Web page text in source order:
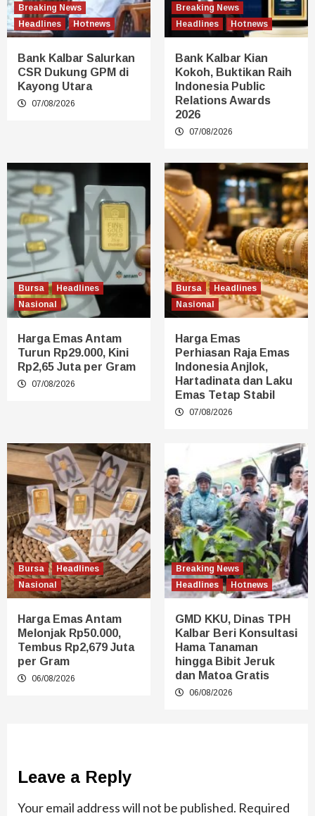
Breaking News
Headlines
Hotnews
Bank Kalbar Salurkan
CSR Dukung GPM di
Kayong Utara
07/08/2026
Breaking News
Headlines
Hotnews
Bank Kalbar Kian
Kokoh, Buktikan Raih
Indonesia Public
Relations Awards
2026
07/08/2026
Bursa
Headlines
Nasional
Harga Emas Antam
Turun Rp29.000, Kini
Rp2,65 Juta per Gram
07/08/2026
Bursa
Headlines
Nasional
Harga Emas
Perhiasan Raja Emas
Indonesia Anjlok,
Hartadinata dan Laku
Emas Tetap Stabil
07/08/2026
Bursa
Headlines
Nasional
Harga Emas Antam
Melonjak Rp50.000,
Tembus Rp2,679 Juta
per Gram
06/08/2026
Breaking News
Headlines
Hotnews
GMD KKU, Dinas TPH
Kalbar Beri Konsultasi
Hama Tanaman
hingga Bibit Jeruk
dan Matoa Gratis
06/08/2026
Leave a Reply
Your email address will not be published. Required